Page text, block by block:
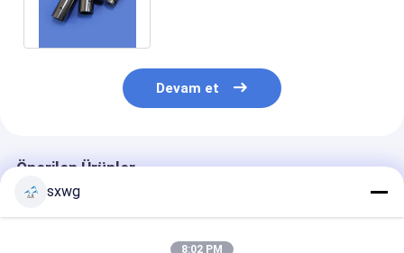
Devam et
Önerilen Ürünler
sxwg
8:02 PM